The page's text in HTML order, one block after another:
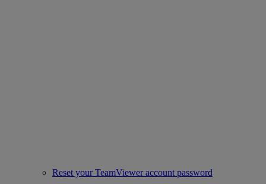
Reset your TeamViewer account password